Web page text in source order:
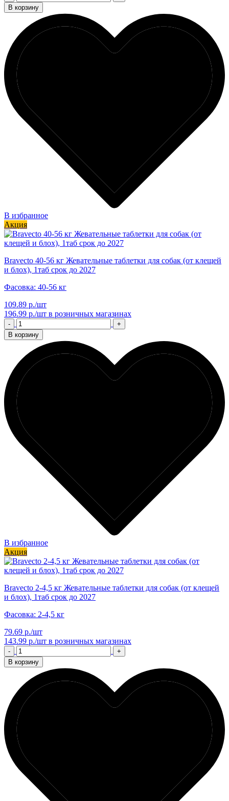
В корзину
В избранное
Акция
Bravecto 40-56 кг Жевательные таблетки для собак (от клещей
и блох), 1таб срок до 2027
Фасовка: 40-56 кг
109.89 р./шт
196.99 р./шт в розничных магазинах
-
+
В корзину
В избранное
Акция
Bravecto 2-4,5 кг Жевательные таблетки для собак (от клещей
и блох), 1таб срок до 2027
Фасовка: 2-4,5 кг
79.69 р./шт
143.99 р./шт в розничных магазинах
-
+
В корзину